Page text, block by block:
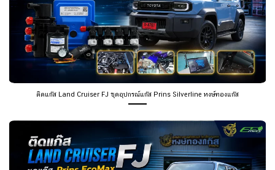
ติดแก๊ส Land Cruiser FJ ชุดอุปกรณ์แก๊ส Prins Silverline หงษ์ทองแก๊ส